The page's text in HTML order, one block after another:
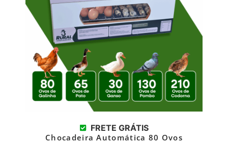
FRETE GRÁTIS
Chocadeira Automática 80 Ovos